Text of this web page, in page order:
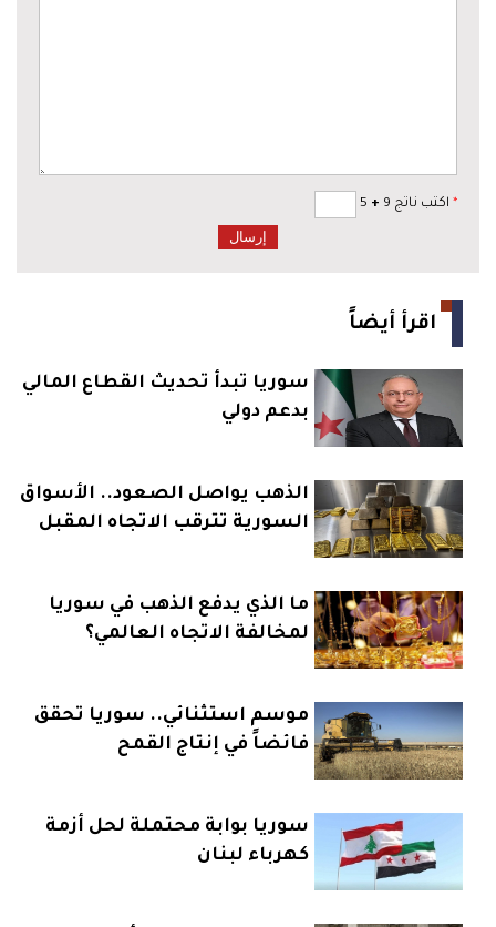
* اكتب ناتج 9 +
اقرأ أيضاً
سوريا تبدأ تحديث القطاع المالي
بدعم دولي
الذهب يواصل الصعود.. الأسواق
السورية تترقب الاتجاه المقبل
ما الذي يدفع الذهب في سوريا
لمخالفة الاتجاه العالمي؟
موسم استثنائي.. سوريا تحقق
فائضاً في إنتاج القمح
سوريا بوابة محتملة لحل أزمة
كهرباء لبنان